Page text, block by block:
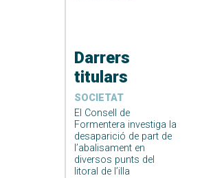
Darrers
titulars
SOCIETAT
El Consell de
Formentera investiga la
desaparició de part de
l’abalisament en
diversos punts del
litoral de l’illa